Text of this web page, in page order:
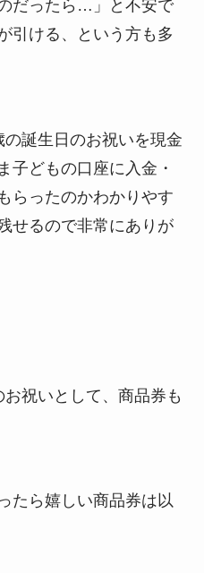
だったら…」と不安で
引ける、という方も多
誕生日のお祝いを現金
子どもの口座に入金・
らったのかわかりやす
せるので非常にありが
祝いとして、商品券も
たら嬉しい商品券は以